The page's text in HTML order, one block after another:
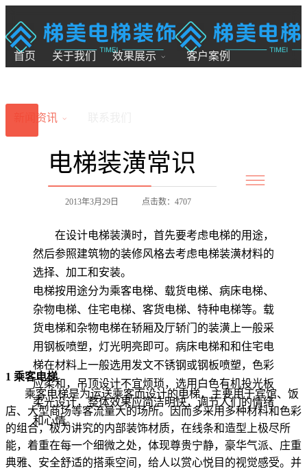
首页 关于我们 效果展示 客户案例
新闻资讯
电梯装潢常识
2013年3月29日 点击数：4707
在设计电梯装潢时，首先要考虑电梯的用途，
然后参照建筑物的装修风格去考虑电梯装潢材料的
选择、加工和安装。
电梯按用途分为乘客电梯、载货电梯、病床电梯、
杂物电梯、住宅电梯、客货电梯、特种电梯等。载
货电梯和杂物电梯在轿厢及厅轿门的装潢上一般采
用钢板喷塑，灯光明亮即可。病床电梯和和住宅电
梯在材料上一般选用发文不锈钢或钢板喷塑，色彩
应柔和，吊顶设计不宜烦琐，选用白色有机投光板
柔光设计，整体效果应简洁明快，调节人们的情绪
和心情。
1 乘客电梯
乘客电梯是为运送乘客而设计的电梯，主要用于宾馆、饭
店、大型商场等客流量大的场所。因而多采用多种材料和色彩
的组合，极为讲究的内部装饰材质，在线条和造型上极尽所
能，着重在每一个细微之处，体现尊贵宁静，豪华气派、庄重
典雅、安全舒适的搭乘空间，给人以赏心悦目的视觉感受。并